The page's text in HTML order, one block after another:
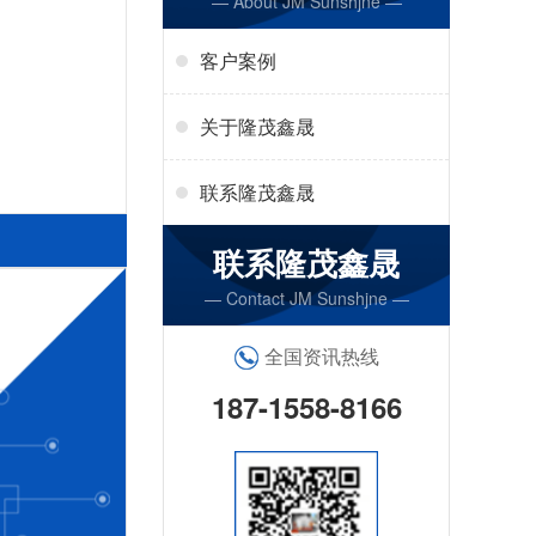
客户案例
关于隆茂鑫晟
联系隆茂鑫晟
联系隆茂鑫晟
— Contact JM Sunshjne —
全国资讯热线
187-1558-8166